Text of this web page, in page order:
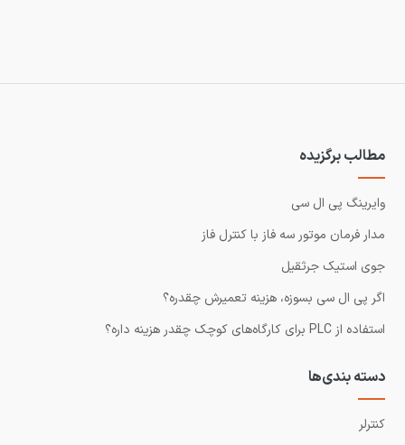
مطالب برگزیده
وایرینگ پی ال سی
مدار فرمان موتور سه فاز با کنترل فاز
جوی استیک جرثقیل
اگر پی ال سی بسوزه، هزینه تعمیرش چقدره؟
استفاده از PLC برای کارگاه‌های کوچک چقدر هزینه داره؟
دسته بندی‌ها
کنترلر